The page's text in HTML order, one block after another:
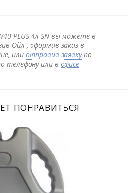
PLUS 4л SN вы можете в
Ойл , оформив заказ в
или отправив заявкупо
телефону или в офисе
ПОНРАВИТЬСЯ